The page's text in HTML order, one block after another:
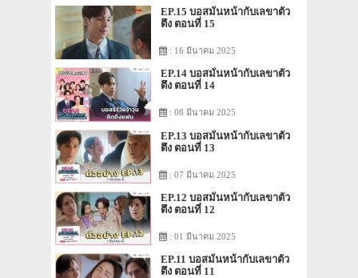
EP.15 บอสมั่นหน้ากับเลขาตัว
ตึง ตอนที่ 15
: 16 มีนาคม 2025
EP.14 บอสมั่นหน้ากับเลขาตัว
ตึง ตอนที่ 14
: 08 มีนาคม 2025
EP.13 บอสมั่นหน้ากับเลขาตัว
ตึง ตอนที่ 13
: 07 มีนาคม 2025
EP.12 บอสมั่นหน้ากับเลขาตัว
ตึง ตอนที่ 12
: 01 มีนาคม 2025
EP.11 บอสมั่นหน้ากับเลขาตัว
ตึง ตอนที่ 11